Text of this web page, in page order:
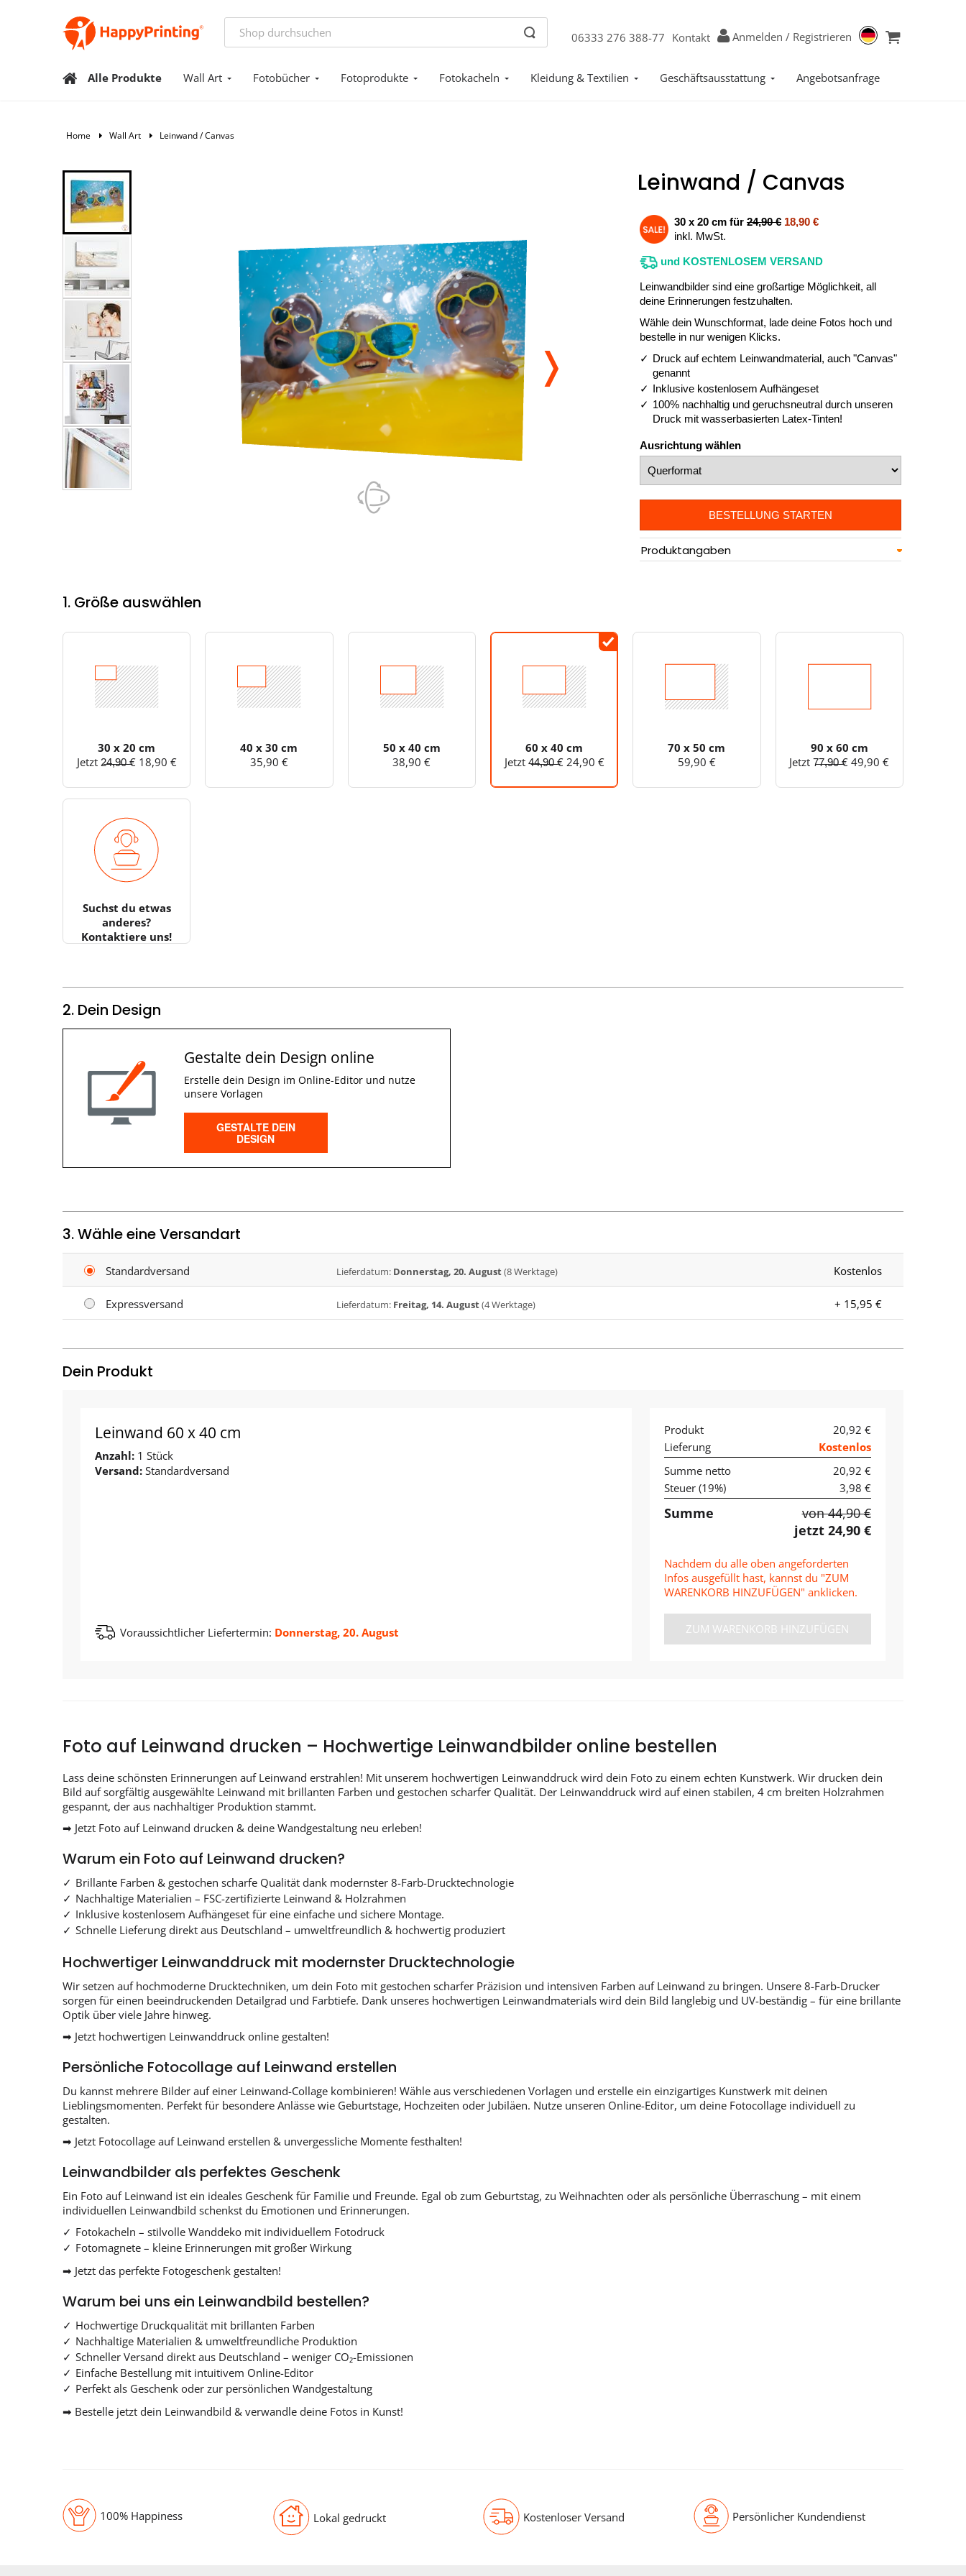
06333 276 388-77 Kontakt Anmelden / Registrieren
Alle Produkte Wall Art Fotobücher Fotoprodukte Fotokacheln Kleidung & Textilien Geschäftsausstattung Angebotsanfrage
Home Wall Art Leinwand / Canvas
Leinwand / Canvas
30 x 20 cm für 24,90 € 18,90 €
inkl. MwSt.
und KOSTENLOSEM VERSAND
Leinwandbilder sind eine großartige Möglichkeit, all
deine Erinnerungen festzuhalten.
Wähle dein Wunschformat, lade deine Fotos hoch und
bestelle in nur wenigen Klicks.
Druck auf echtem Leinwandmaterial, auch "Canvas"
genannt
Inklusive kostenlosem Aufhängeset
100% nachhaltig und geruchsneutral durch unseren
Druck mit wasserbasierten Latex-Tinten!
Ausrichtung wählen
BESTELLUNG STARTEN
Produktangaben
1. Größe auswählen
30 x 20 cm
Jetzt 2̶4̶,̶9̶0̶ ̶€ 18,90 €
40 x 30 cm
35,90 €
50 x 40 cm
38,90 €
60 x 40 cm
Jetzt 4̶4̶,̶9̶0̶ ̶€ 24,90 €
70 x 50 cm
59,90 €
90 x 60 cm
Jetzt 7̶7̶,̶9̶0̶ ̶€ 49,90 €
Suchst du etwas
anderes?
Kontaktiere uns!
2. Dein Design
Gestalte dein Design online
Erstelle dein Design im Online-Editor und nutze
unsere Vorlagen
GESTALTE DEIN
DESIGN
3. Wähle eine Versandart
Standardversand Lieferdatum: Donnerstag, 20. August(8 Werktage) Kostenlos
Expressversand Lieferdatum: Freitag, 14. August(4 Werktage) + 15,95 €
Dein Produkt
Leinwand 60 x 40 cm
Anzahl: 1 Stück
Versand: Standardversand
Voraussichtlicher Liefertermin: Donnerstag, 20. August
Produkt
20,92 €
Lieferung
Kostenlos
Summe netto
20,92 €
Steuer (19%) 3,98 €
Summe
von 44,90 €
jetzt 24,90 €
Nachdem du alle oben angeforderten
Infos ausgefüllt hast, kannst du "ZUM
WARENKORB HINZUFÜGEN" anklicken.
ZUM WARENKORB HINZUFÜGEN
Foto auf Leinwand drucken – Hochwertige Leinwandbilder online bestellen
Lass deine schönsten Erinnerungen auf Leinwand erstrahlen! Mit unserem hochwertigen Leinwanddruck wird dein Foto zu einem echten Kunstwerk. Wir drucken dein
Bild auf sorgfältig ausgewählte Leinwand mit brillanten Farben und gestochen scharfer Qualität. Der Leinwanddruck wird auf einen stabilen, 4 cm breiten Holzrahmen
gespannt, der aus nachhaltiger Produktion stammt.
➡ Jetzt Foto auf Leinwand drucken & deine Wandgestaltung neu erleben!
Warum ein Foto auf Leinwand drucken?
Brillante Farben & gestochen scharfe Qualität dank modernster 8-Farb-Drucktechnologie
Nachhaltige Materialien – FSC-zertifizierte Leinwand & Holzrahmen
Inklusive kostenlosem Aufhängeset für eine einfache und sichere Montage.
Schnelle Lieferung direkt aus Deutschland – umweltfreundlich & hochwertig produziert
Hochwertiger Leinwanddruck mit modernster Drucktechnologie
Wir setzen auf hochmoderne Drucktechniken, um dein Foto mit gestochen scharfer Präzision und intensiven Farben auf Leinwand zu bringen. Unsere 8-Farb-Drucker
sorgen für einen beeindruckenden Detailgrad und Farbtiefe. Dank unseres hochwertigen Leinwandmaterials wird dein Bild langlebig und UV-beständig – für eine brillante
Optik über viele Jahre hinweg.
➡ Jetzt hochwertigen Leinwanddruck online gestalten!
Persönliche Fotocollage auf Leinwand erstellen
Du kannst mehrere Bilder auf einer Leinwand-Collage kombinieren! Wähle aus verschiedenen Vorlagen und erstelle ein einzigartiges Kunstwerk mit deinen
Lieblingsmomenten. Perfekt für besondere Anlässe wie Geburtstage, Hochzeiten oder Jubiläen. Nutze unseren Online-Editor, um deine Fotocollage individuell zu
gestalten.
➡ Jetzt Fotocollage auf Leinwand erstellen & unvergessliche Momente festhalten!
Leinwandbilder als perfektes Geschenk
Ein Foto auf Leinwand ist ein ideales Geschenk für Familie und Freunde. Egal ob zum Geburtstag, zu Weihnachten oder als persönliche Überraschung – mit einem
individuellen Leinwandbild schenkst du Emotionen und Erinnerungen.
Fotokacheln – stilvolle Wanddeko mit individuellem Fotodruck
Fotomagnete – kleine Erinnerungen mit großer Wirkung
➡ Jetzt das perfekte Fotogeschenk gestalten!
Warum bei uns ein Leinwandbild bestellen?
Hochwertige Druckqualität mit brillanten Farben
Nachhaltige Materialien & umweltfreundliche Produktion
Schneller Versand direkt aus Deutschland – weniger CO₂-Emissionen
Einfache Bestellung mit intuitivem Online-Editor
Perfekt als Geschenk oder zur persönlichen Wandgestaltung
➡ Bestelle jetzt dein Leinwandbild & verwandle deine Fotos in Kunst!
100% Happiness Lokal gedruckt Kostenloser Versand Persönlicher Kundendienst